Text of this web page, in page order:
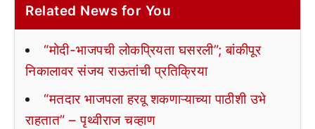
Related News for You
“मोदी-भाजपची लोकप्रियता घसरली”; बांकीपूर
निकालावर संजय राऊतांची प्रतिक्रिया
“मतदार भाजपला हरवू शकणाऱ्याच्या पाठीशी उभे
राहतात” – पृथ्वीराज चव्हाण